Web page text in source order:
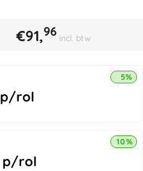
€91,96 incl. btw
p/rol
5%
p/rol
10%